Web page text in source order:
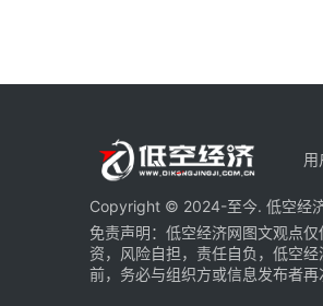
用
Copyright © 2024-至今. 低空经济
免责声明：低空经济网图文观点
资，风险自担，责任自负，低空
前，务必与组织方或信息发布者